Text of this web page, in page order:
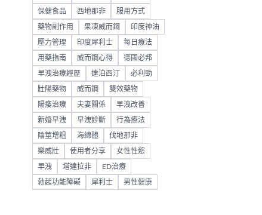
保健食品 西地那非 服用方式
藥物副作用 果凍威而鋼 印度神油
壓力管理 印度犀利士 每日療法
用藥指南 威而鋼心得 德國必邦
早洩治療經歷 達泊西汀 必利勁
壯陽藥物 威而鋼 雙效藥物
陽痿治療 夫妻關係 早洩改善
新婚早洩 早洩診斷 行為療法
陰莖增粗 海綿體 伐地那非
樂威壯 使用者分享 女性性慾
早洩 塔達拉非 ED治療
勃起功能障礙 犀利士 男性健康